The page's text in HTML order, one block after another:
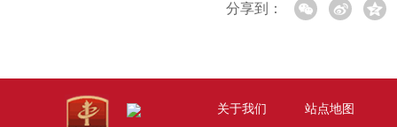
分享到：
关于我们
站点地图